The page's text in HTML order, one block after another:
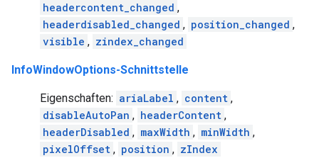
headercontent_changed ,
headerdisabled_changed , position_changed ,
visible , zindex_changed
InfoWindowOptions-Schnittstelle
Eigenschaften: ariaLabel , content ,
disableAutoPan , headerContent ,
headerDisabled , maxWidth , minWidth ,
pixelOffset , position , zIndex